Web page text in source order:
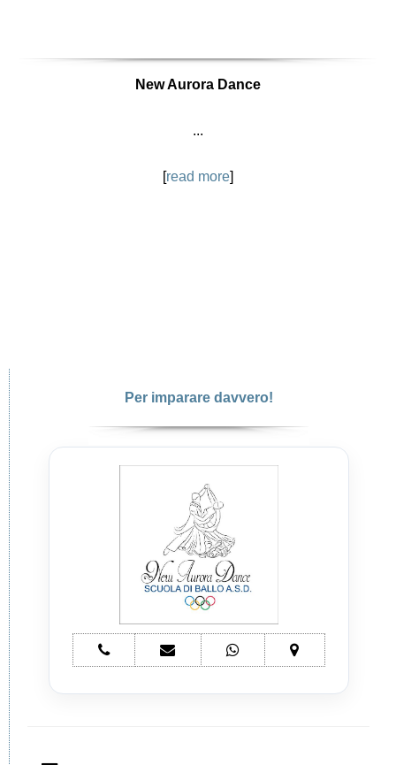
New Aurora Dance
...
[read more]
Per imparare davvero!
telefono
New
e-
mail
whatsapp
New
mappa
New